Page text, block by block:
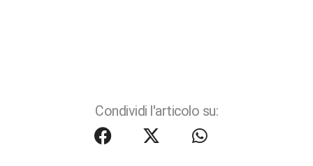
Condividi l'articolo su: